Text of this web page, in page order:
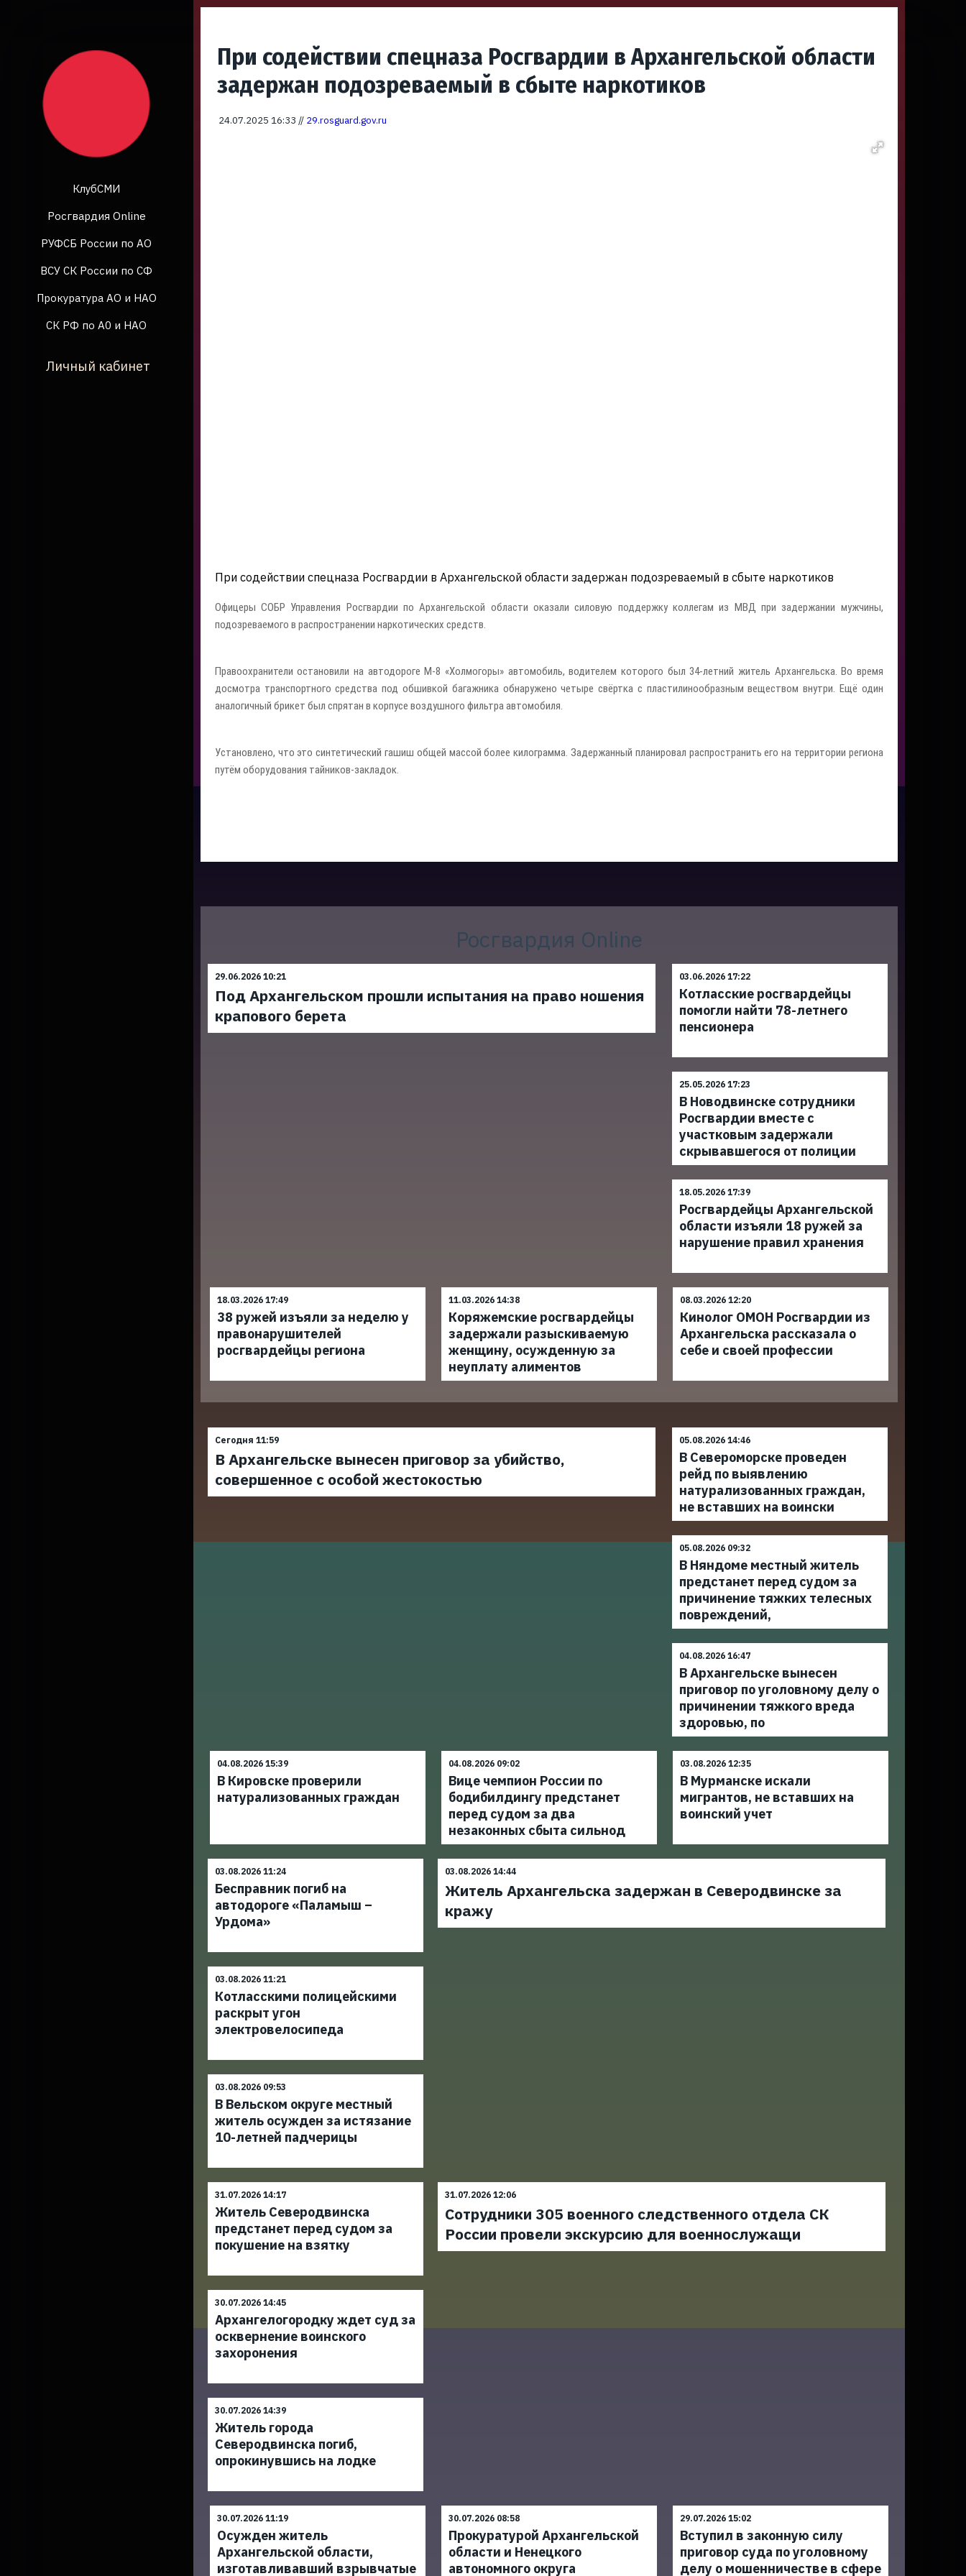
КлубСМИ
Росгвардия Online
РУФСБ России по АО
ВСУ СК России по СФ
Прокуратура АО и НАО
СК РФ по А0 и НАО
Личный кабинет
При содействии спецназа Росгвардии в Архангельской области
задержан подозреваемый в сбыте наркотиков
24.07.2025 16:33 // 29.rosguard.gov.ru
При содействии спецназа Росгвардии в Архангельской области задержан подозреваемый в сбыте наркотиков
Офицеры СОБР Управления Росгвардии по Архангельской области оказали силовую поддержку коллегам из МВД при задержании мужчины,
подозреваемого в распространении наркотических средств.
Правоохранители остановили на автодороге М-8 «Холмогоры» автомобиль, водителем которого был 34-летний житель Архангельска. Во время
досмотра транспортного средства под обшивкой багажника обнаружено четыре свёртка с пластилинообразным веществом внутри. Ещё один
аналогичный брикет был спрятан в корпусе воздушного фильтра автомобиля.
Установлено, что это синтетический гашиш общей массой более килограмма. Задержанный планировал распространить его на территории региона
путём оборудования тайников-закладок.
Росгвардия Online
29.06.2026 10:21
Под Архангельском прошли испытания на право ношения
крапового берета
03.06.2026 17:22
Котласские росгвардейцы
помогли найти 78-летнего
пенсионера
25.05.2026 17:23
В Новодвинске сотрудники
Росгвардии вместе с
участковым задержали
скрывавшегося от полиции
18.05.2026 17:39
Росгвардейцы Архангельской
области изъяли 18 ружей за
нарушение правил хранения
18.03.2026 17:49
38 ружей изъяли за неделю у
правонарушителей
росгвардейцы региона
11.03.2026 14:38
Коряжемские росгвардейцы
задержали разыскиваемую
женщину, осужденную за
неуплату алиментов
08.03.2026 12:20
Кинолог ОМОН Росгвардии из
Архангельска рассказала о
себе и своей профессии
Сегодня 11:59
В Архангельске вынесен приговор за убийство,
совершенное с особой жестокостью
05.08.2026 14:46
В Североморске проведен
рейд по выявлению
натурализованных граждан,
не вставших на воински
05.08.2026 09:32
В Няндоме местный житель
предстанет перед судом за
причинение тяжких телесных
повреждений,
04.08.2026 16:47
В Архангельске вынесен
приговор по уголовному делу о
причинении тяжкого вреда
здоровью, по
04.08.2026 15:39
В Кировске проверили
натурализованных граждан
04.08.2026 09:02
Вице чемпион России по
бодибилдингу предстанет
перед судом за два
незаконных сбыта сильнод
03.08.2026 14:44
Житель Архангельска задержан в Северодвинске за
кражу
03.08.2026 12:35
В Мурманске искали
мигрантов, не вставших на
воинский учет
03.08.2026 11:24
Бесправник погиб на
автодороге «Паламыш –
Урдома»
03.08.2026 11:21
Котласскими полицейскими
раскрыт угон
электровелосипеда
03.08.2026 09:53
В Вельском округе местный
житель осужден за истязание
10-летней падчерицы
31.07.2026 14:17
Житель Северодвинска
предстанет перед судом за
покушение на взятку
31.07.2026 12:06
Сотрудники 305 военного следственного отдела СК
России провели экскурсию для военнослужащи
30.07.2026 14:45
Архангелогородку ждет суд за
осквернение воинского
захоронения
30.07.2026 14:39
Житель города
Северодвинска погиб,
опрокинувшись на лодке
30.07.2026 11:19
Осужден житель
Архангельской области,
изготавливавший взрывчатые
30.07.2026 08:58
Прокуратурой Архангельской
области и Ненецкого
автономного округа
29.07.2026 15:02
Вступил в законную силу
приговор суда по уголовному
делу о мошенничестве в сфере